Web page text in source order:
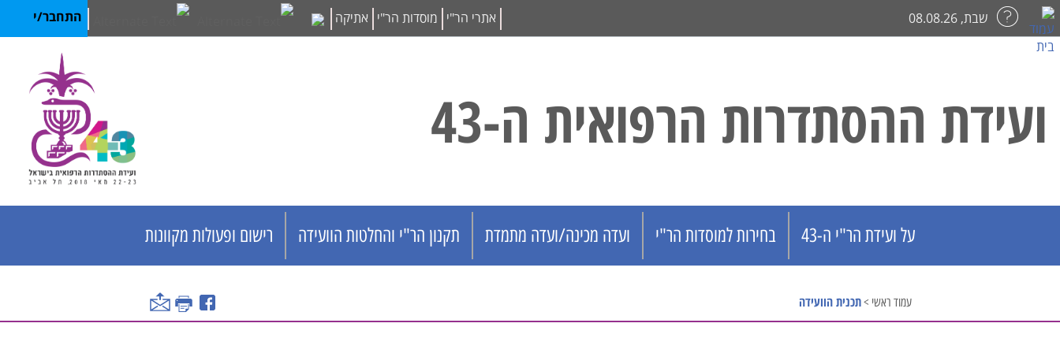
אתרי הר"י מוסדות הר"י אתיקה התחבר/י שבת, 08.08.26
ועידת ההסתדרות הרפואית ה-43
על ועידת הר"י ה-43 בחירות למוסדות הר"י ועדה מכינה/ועדה מתמדת תקנון הר"י והחלטות הוועידה רישום ופעולות מקוונות
עמוד ראשי תכנית הוועידה